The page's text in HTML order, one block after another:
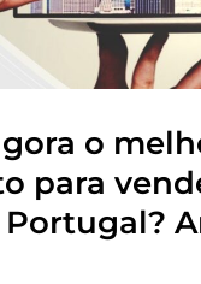
o
para
Portugal?